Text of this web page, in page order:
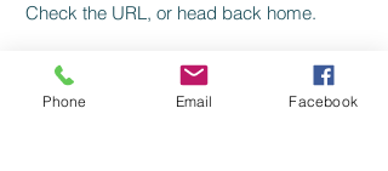
Check the URL, or head back home.
Go Home
Phone Email Facebook